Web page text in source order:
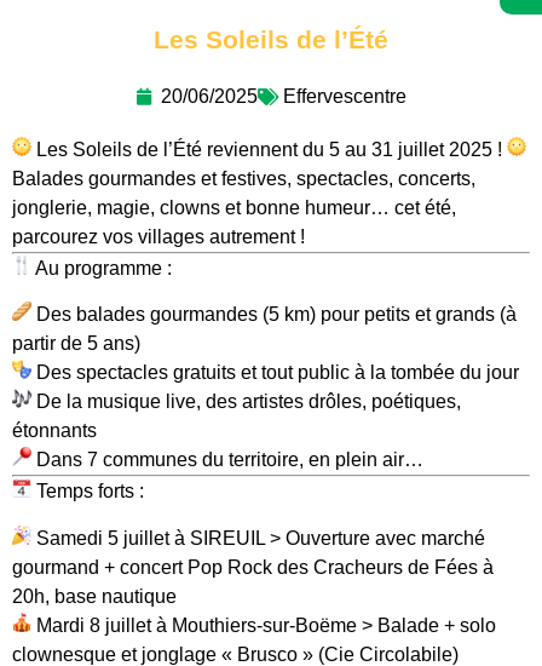
Les Soleils de l’Été
20/06/2025 Effervescentre
Les Soleils de l’Été reviennent du 5 au 31 juillet 2025 !
Balades gourmandes et festives, spectacles, concerts,
jonglerie, magie, clowns et bonne humeur… cet été,
parcourez vos villages autrement !
Au programme :
Des balades gourmandes (5 km) pour petits et grands (à
partir de 5 ans)
Des spectacles gratuits et tout public à la tombée du jour
De la musique live, des artistes drôles, poétiques,
étonnants
Dans 7 communes du territoire, en plein air…
Temps forts :
Samedi 5 juillet à SIREUIL > Ouverture avec marché
gourmand + concert Pop Rock des Cracheurs de Fées à
20h, base nautique
Mardi 8 juillet à Mouthiers-sur-Boëme > Balade + solo
clownesque et jonglage « Brusco » (Cie Circolabile)